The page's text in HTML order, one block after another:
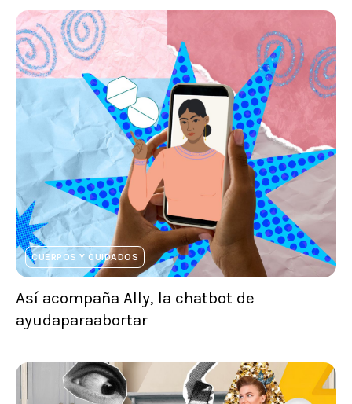
CUERPOS Y CUIDADOS
Así acompaña Ally, la chatbot de
ayudaparaabortar